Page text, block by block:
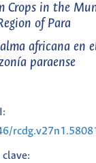
Crops in the
of Para
africana en
paraense
clave: